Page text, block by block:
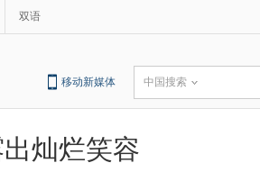
双语
移动新媒体 中国搜索
灿烂笑容